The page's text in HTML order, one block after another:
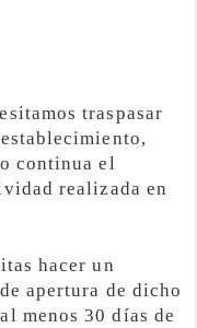
traspasar
continua el
realizada en
hacer un
apertura de dicho
menos 30 días de